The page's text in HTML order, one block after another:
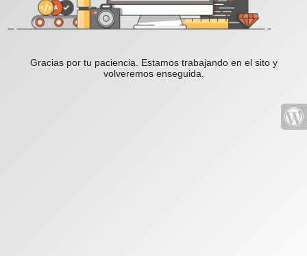
Gracias por tu paciencia. Estamos trabajando en el sito y
volveremos enseguida.